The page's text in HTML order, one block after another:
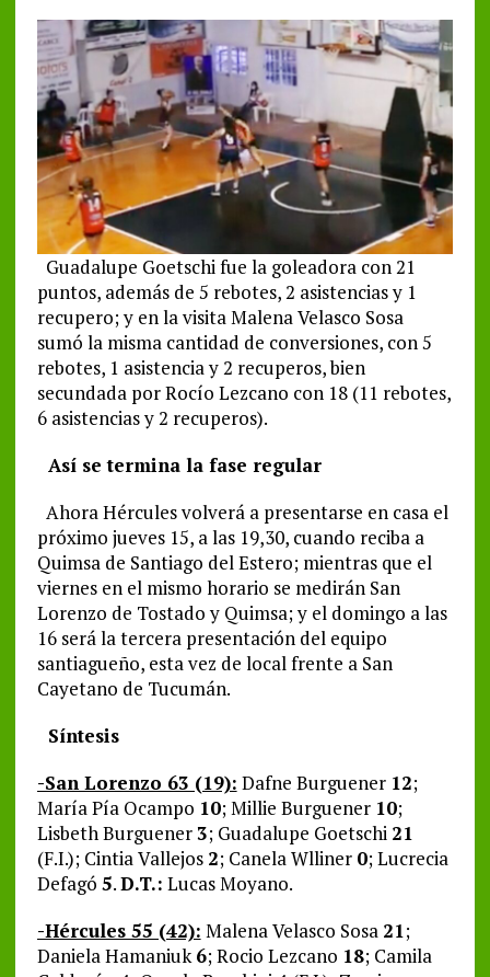
Guadalupe Goetschi fue la goleadora con 21
puntos, además de 5 rebotes, 2 asistencias y 1
recupero; y en la visita Malena Velasco Sosa
sumó la misma cantidad de conversiones, con 5
rebotes, 1 asistencia y 2 recuperos, bien
secundada por Rocío Lezcano con 18 (11 rebotes,
6 asistencias y 2 recuperos).
Así se termina la fase regular
Ahora Hércules volverá a presentarse en casa el
próximo jueves 15, a las 19,30, cuando reciba a
Quimsa de Santiago del Estero; mientras que el
viernes en el mismo horario se medirán San
Lorenzo de Tostado y Quimsa; y el domingo a las
16 será la tercera presentación del equipo
santiagueño, esta vez de local frente a San
Cayetano de Tucumán.
Síntesis
-San Lorenzo 63 (19): Dafne Burguener 12;
María Pía Ocampo 10; Millie Burguener 10;
Lisbeth Burguener3; Guadalupe Goetschi 21
(F.I.); Cintia Vallejos 2; Canela Wlliner 0; Lucrecia
Defagó 5.D.T.: Lucas Moyano.
-Hércules 55 (42): Malena Velasco Sosa 21;
Daniela Hamaniuk6; Rocio Lezcano 18; Camila